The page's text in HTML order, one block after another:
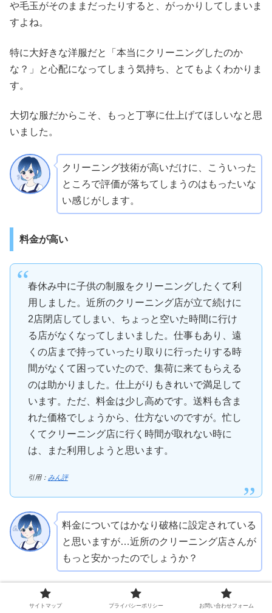
や毛玉がそのままだったりすると、がっかりしてしまいま
すよね。
特に大好きな洋服だと「本当にクリーニングしたのか
な？」と心配になってしまう気持ち、とてもよくわかりま
す。
大切な服だからこそ、もっと丁寧に仕上げてほしいなと思
いました。
クリーニング技術が高いだけに、こういった
ところで評価が落ちてしまうのはもったいな
い感じがします。
料金が高い
春休み中に子供の制服をクリーニングしたくて利
用しました。近所のクリーニング店が立て続けに
2店閉店してしまい、ちょっと空いた時間に行け
る店がなくなってしまいました。仕事もあり、遠
くの店まで持っていったり取りに行ったりする時
間がなくて困っていたので、集荷に来てもらえる
のは助かりました。仕上がりもきれいで満足して
います。ただ、料金は少し高めです。送料も含ま
れた価格でしょうから、仕方ないのですが。忙し
くてクリーニング店に行く時間が取れない時に
は、また利用しようと思います。
引用： みん評
料金についてはかなり破格に設定されている
と思いますが…近所のクリーニング店さんが
もっと安かったのでしょうか？
窓口の対応が微妙
サイトマップ プライバシーポリシー お問い合わせフォーム